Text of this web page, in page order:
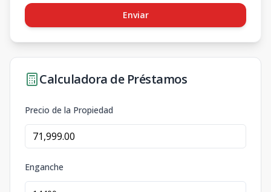
Enviar
Calculadora de Préstamos
Precio de la Propiedad
Enganche